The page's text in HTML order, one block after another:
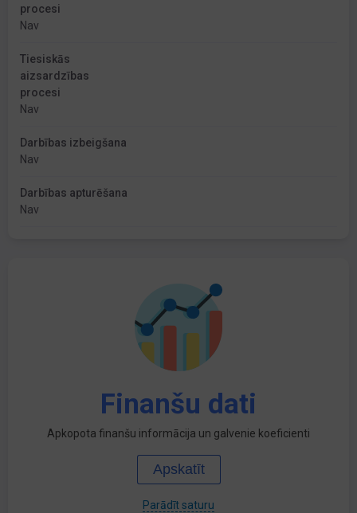
procesi
Nav
Tiesiskās
aizsardzības
procesi
Nav
Darbības izbeigšana
Nav
Darbības apturēšana
Nav
Finanšu dati
Apkopota finanšu informācija un galvenie koeficienti
Apskatīt
Parādīt saturu